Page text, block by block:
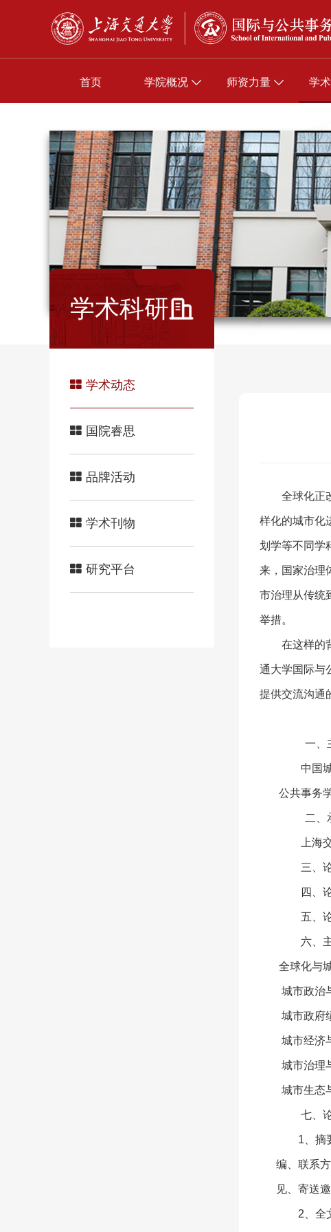
首页 学院概况 师资力量 学
学术科研
学术动态
国院睿思
品牌活动
学术刊物
研究平台
全球化正
样化的城市化
划学等不同学
来，国家治理
市治理从传统
举措。
在这样的
通大学国际与
提供交流沟通
一、
中国
公共事务
二、
上海
三、
四、
五、
六、
全球化与
城市政治
城市政府
城市经济
城市治理
城市生态
七、
1、摘
编、联系
见、寄送邀
2、全